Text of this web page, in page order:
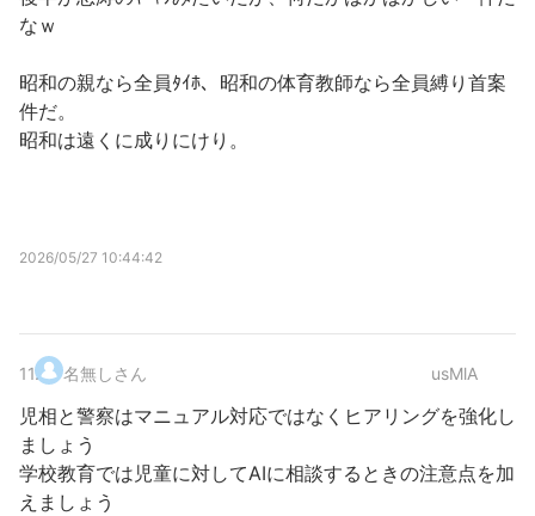
なｗ
昭和の親なら全員ﾀｲﾎ、昭和の体育教師なら全員縛り首案
件だ。
昭和は遠くに成りにけり。
2026/05/27 10:44:42
11. 名無しさん usMlA
児相と警察はマニュアル対応ではなくヒアリングを強化し
ましょう
学校教育では児童に対してAIに相談するときの注意点を加
えましょう